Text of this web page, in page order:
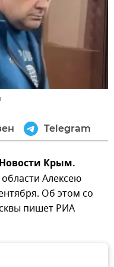
Telegram
Крым.
Алексею
Об этом со
пишет РИА